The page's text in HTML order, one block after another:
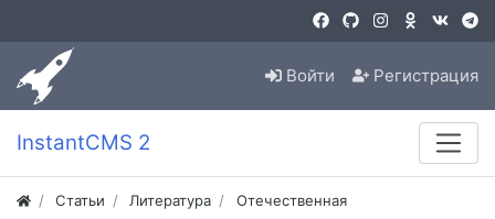
Войти Регистрация
InstantCMS 2
Статьи Литература Отечественная